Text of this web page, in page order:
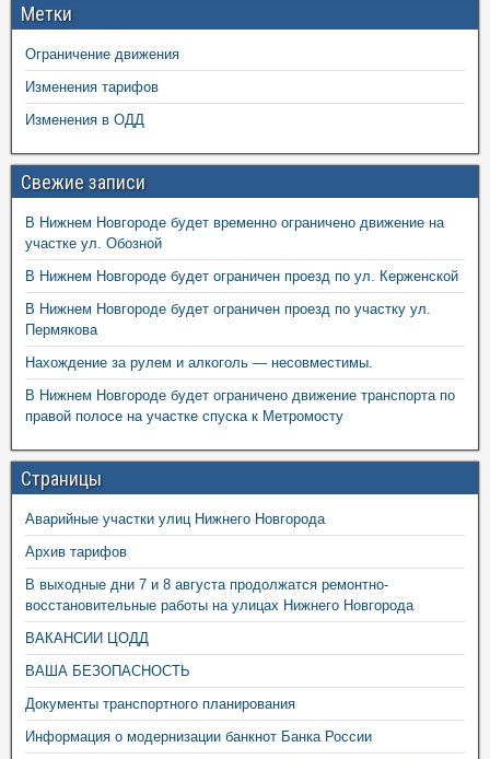
Метки
Ограничение движения
Изменения тарифов
Изменения в ОДД
Свежие записи
В Нижнем Новгороде будет временно ограничено движение на
участке ул. Обозной
В Нижнем Новгороде будет ограничен проезд по ул. Керженской
В Нижнем Новгороде будет ограничен проезд по участку ул.
Пермякова
Нахождение за рулем и алкоголь — несовместимы.
В Нижнем Новгороде будет ограничено движение транспорта по
правой полосе на участке спуска к Метромосту
Страницы
Аварийные участки улиц Нижнего Новгорода
Архив тарифов
В выходные дни 7 и 8 августа продолжатся ремонтно-
восстановительные работы на улицах Нижнего Новгорода
ВАКАНСИИ ЦОДД
ВАША БЕЗОПАСНОСТЬ
Документы транспортного планирования
Информация о модернизации банкнот Банка России